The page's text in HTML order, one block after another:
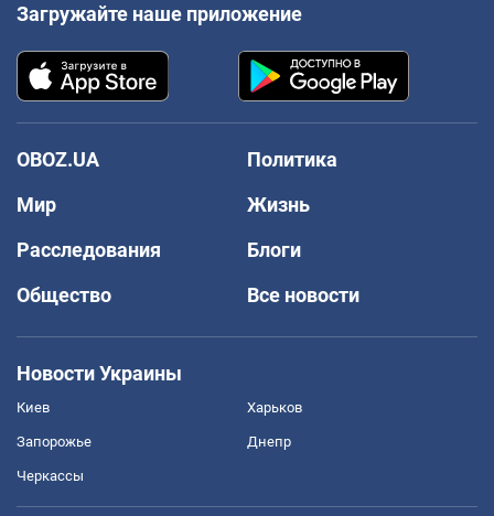
Загружайте наше приложение
OBOZ.UA
Политика
Мир
Жизнь
Расследования
Блоги
Общество
Все новости
Новости Украины
Киев Харьков
Запорожье Днепр
Черкассы